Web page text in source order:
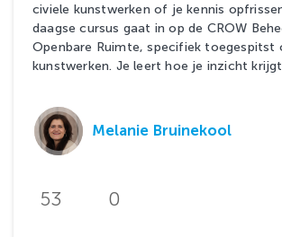
civiele kunstwerken of je kennis
daagse cursus gaat in op de CROW
Openbare Ruimte, specifiek toegespitst
kunstwerken. Je leert hoe je inzicht
Melanie Bruinekool
53 0